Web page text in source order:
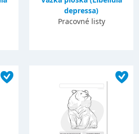
depressa)
Pracovné listy